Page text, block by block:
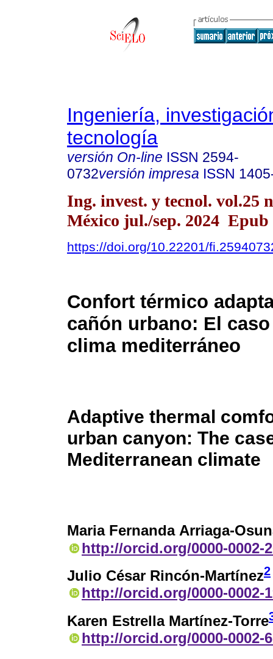
Ingeniería,
tecnología
versión On-line ISSN 2594-
0732versión impresa ISSN
Ing. invest. y tecnol. vol.25
México jul./sep. 2024 Epub
https://doi.org/10.22201/
Confort térmico
cañón urbano: El
clima mediterráneo
Adaptive thermal
urban canyon: The
Mediterranean climate
Maria Fernanda Arriaga-
http://orcid.org/0000-0002-
Julio César Rincón-Martínez2
http://orcid.org/0000-0002-
Karen Estrella Martínez-Torre
http://orcid.org/0000-0002-